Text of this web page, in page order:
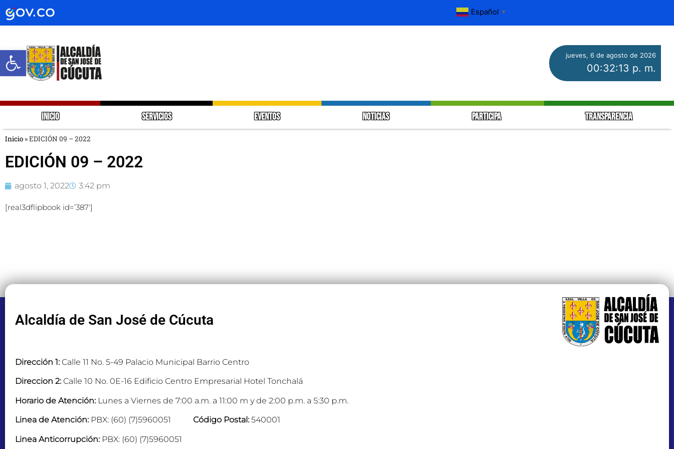
Abrir barra de herramientas
Español ▼
jueves, 6 de agosto de 2026
00:32:14 p. m.
INICIO SERVICIOS EVENTOS NOTICIAS PARTICIPA TRANSPARENCIA
Inicio »EDICIÓN 09 – 2022
EDICIÓN 09 – 2022
agosto 1, 2022 3:42 pm
[real3dflipbook id=’387′]
Alcaldía de San José de Cúcuta
Dirección 1: Calle 11 No. 5-49 Palacio Municipal Barrio Centro
Direccion 2: Calle 10 No. 0E-16 Edificio Centro Empresarial Hotel Tonchalá
Horario de Atención: Lunes a Viernes de 7:00 a.m. a 11:00 m y de 2:00 p.m. a 5:30 p.m.
Linea de Atención: PBX: (60) (7)5960051 Código Postal: 540001
Linea Anticorrupción: PBX: (60) (7)5960051